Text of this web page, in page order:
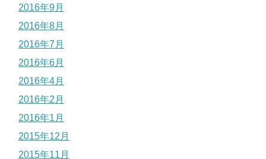
2016年9月
2016年8月
2016年7月
2016年6月
2016年4月
2016年2月
2016年1月
2015年12月
2015年11月